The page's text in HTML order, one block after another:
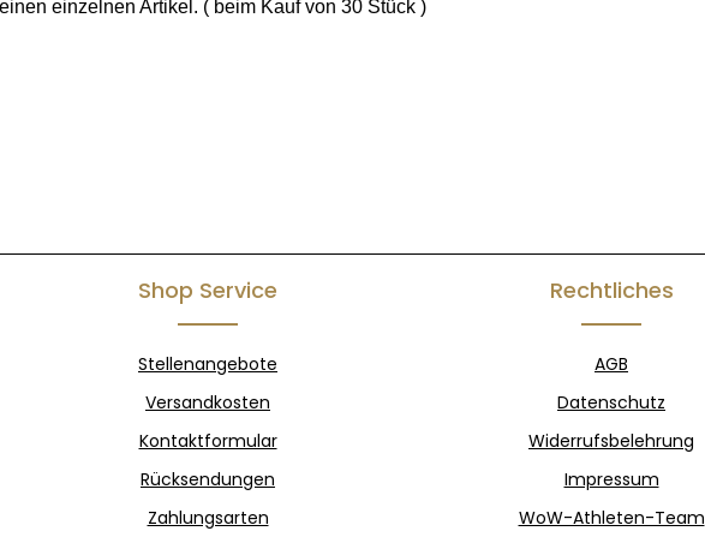
einzelnen Artikel. ( beim Kauf von 30 Stück )
Shop Service
Stellenangebote
Versandkosten
Kontaktformular
Rücksendungen
Zahlungsarten
Rechtliches
AGB
Datenschutz
Widerrufsbelehrung
Impressum
WoW-Athleten-Team